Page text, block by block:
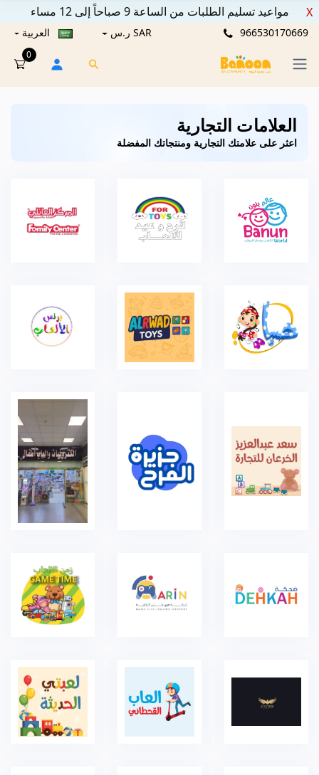
مواعيد تسليم الطلبات من الساعة 9 صباحاً إلى 12 مساء X
966530170669 SAR ر.س العربية
0
العلامات التجارية
اعثر على علامتك التجارية ومنتجاتك المفضلة